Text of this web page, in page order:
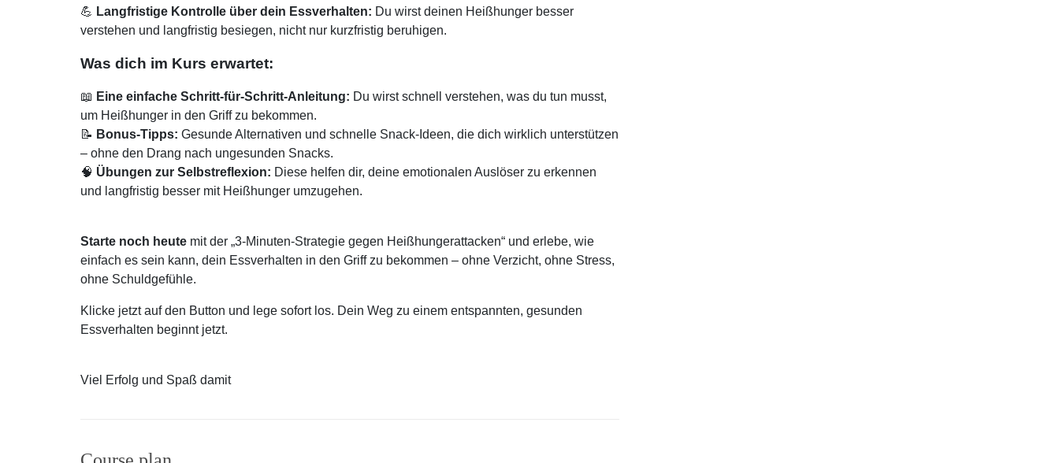
💪 Langfristige Kontrolle über dein Essverhalten: Du wirst deinen Heißhunger besser
verstehen und langfristig besiegen, nicht nur kurzfristig beruhigen.
Was dich im Kurs erwartet:
📖 Eine einfache Schritt-für-Schritt-Anleitung: Du wirst schnell verstehen, was du tun musst,
um Heißhunger in den Griff zu bekommen.
📝 Bonus-Tipps: Gesunde Alternativen und schnelle Snack-Ideen, die dich wirklich unterstützen
– ohne den Drang nach ungesunden Snacks.
🧠 Übungen zur Selbstreflexion: Diese helfen dir, deine emotionalen Auslöser zu erkennen
und langfristig besser mit Heißhunger umzugehen.
Starte noch heute mit der „3-Minuten-Strategie gegen Heißhungerattacken“ und erlebe, wie
einfach es sein kann, dein Essverhalten in den Griff zu bekommen – ohne Verzicht, ohne Stress,
ohne Schuldgefühle.
Klicke jetzt auf den Button und lege sofort los. Dein Weg zu einem entspannten, gesunden
Essverhalten beginnt jetzt.
Viel Erfolg und Spaß damit